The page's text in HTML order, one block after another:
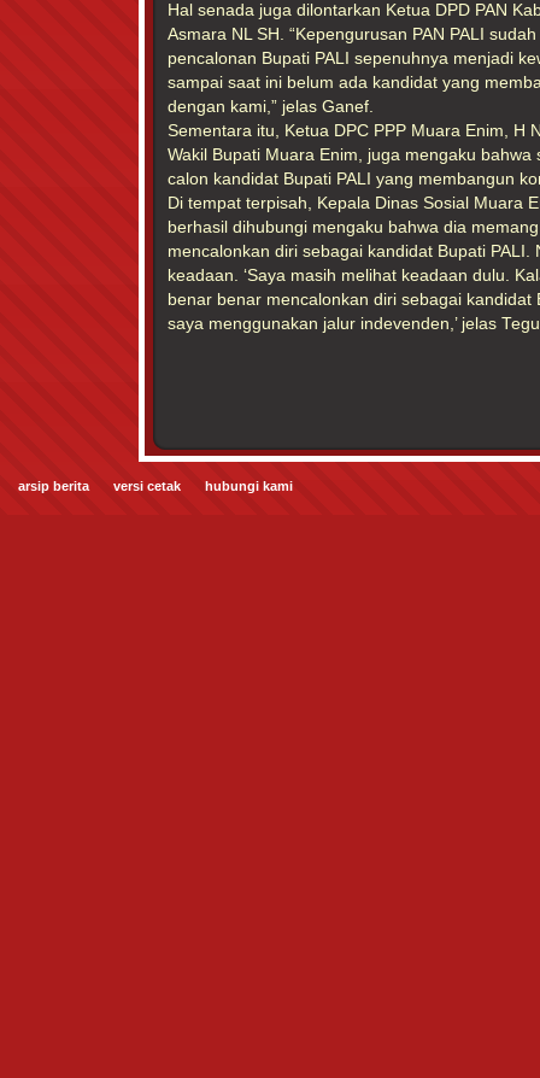
Hal senada juga dilontarkan Ketua DPD PAN
Asmara NL SH. “Kepengurusan PAN PALI
pencalonan Bupati PALI sepenuhnya menjadi
sampai saat ini belum ada kandidat yang
dengan kami,” jelas Ganef.
Sementara itu, Ketua DPC PPP Muara Enim, H
Wakil Bupati Muara Enim, juga mengaku
calon kandidat Bupati PALI yang membangun
Di tempat terpisah, Kepala Dinas Sosial Muara
berhasil dihubungi mengaku bahwa dia
mencalonkan diri sebagai kandidat Bupati PALI.
keadaan. ‘Saya masih melihat keadaan dulu.
benar benar mencalonkan diri sebagai kandidat
saya menggunakan jalur indevenden,’ jelas
arsip berita versi cetak hubungi kami